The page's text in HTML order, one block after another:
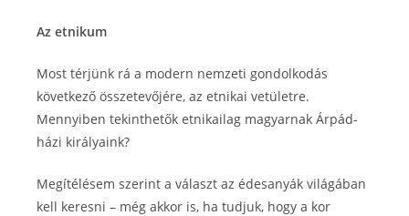
Az etnikum
Most térjünk rá a modern nemzeti gondolkodás
következő összetevőjére, az etnikai vetületre.
Mennyiben tekinthetők etnikailag magyarnak Árpád-
házi királyaink?
Megítélésem szerint a választ az édesanyák világában
kell keresni – még akkor is, ha tudjuk, hogy a kor